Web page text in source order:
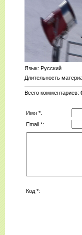
Язык: Русский
Длительность
Всего комментариев:
Имя *:
Email *:
Код *: